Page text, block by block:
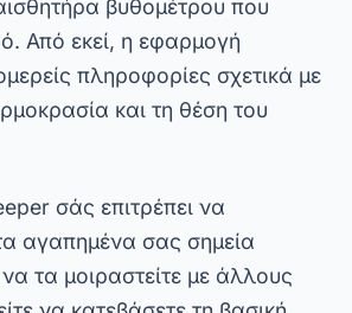
να κατεβάσετε τη βασική
δωρεάν από το
προηγμένες
την αγορά του
εφαρμογή είναι ιδανική για
ψαρεύουν.
Διαφήμιση - SpotAds